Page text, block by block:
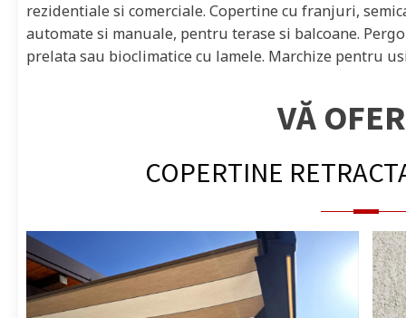
rezidentiale si comerciale. Copertine cu franjuri,
automate si manuale, pentru terase si balcoane.
prelata sau bioclimatice cu lamele. Marchize pentru
VĂ
COPERTINE